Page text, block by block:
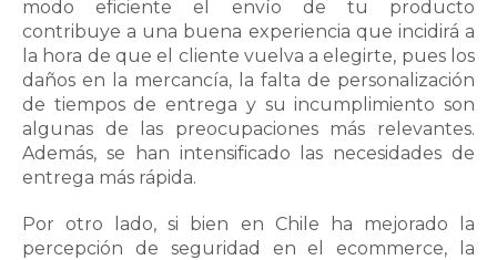
modo eficiente el envío de tu producto
contribuye a una buena experiencia que incidirá a
la hora de que el cliente vuelva a elegirte, pues los
daños en la mercancía, la falta de personalización
de tiempos de entrega y su incumplimiento son
algunas de las preocupaciones más relevantes.
Además, se han intensificado las necesidades de
entrega más rápida.
Por otro lado, si bien en Chile ha mejorado la
percepción de seguridad en el ecommerce, la